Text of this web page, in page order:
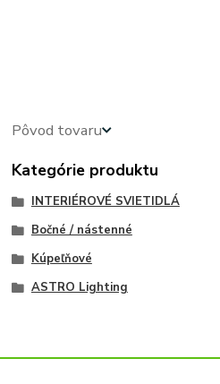
Pôvod tovaru
Kategórie produktu
INTERIÉROVÉ SVIETIDLÁ
Bočné / nástenné
Kúpeľňové
ASTRO Lighting